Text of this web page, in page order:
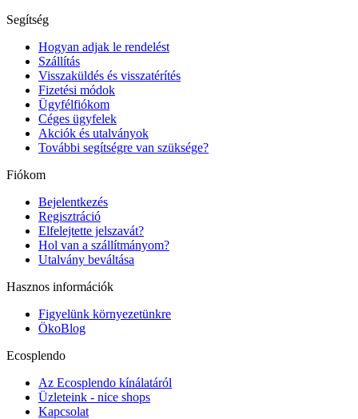
Segítség
Hogyan adjak le rendelést
Szállítás
Visszaküldés és visszatérítés
Fizetési módok
Ügyfélfiókom
Céges ügyfelek
Akciók és utalványok
További segítségre van szüksége?
Fiókom
Bejelentkezés
Regisztráció
Elfelejtette jelszavát?
Hol van a szállítmányom?
Utalvány beváltása
Hasznos információk
Figyelünk környezetünkre
ÖkoBlog
Ecosplendo
Az Ecosplendo kínálatáról
Üzleteink - nice shops
Kapcsolat